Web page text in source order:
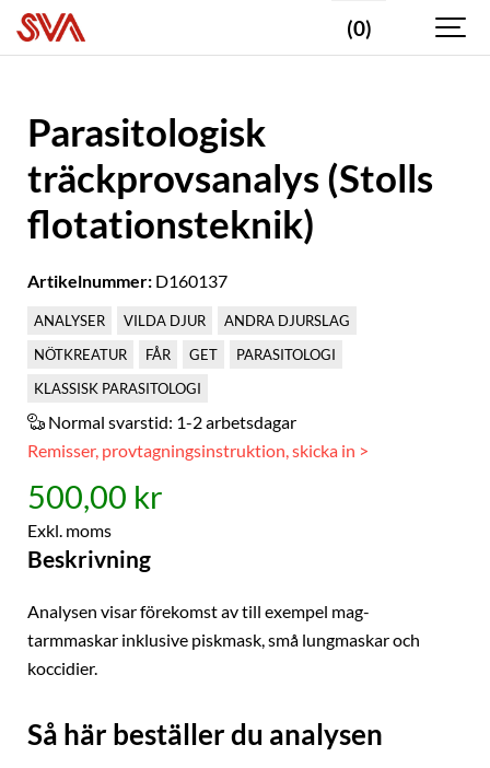
(0)
Parasitologisk
träckprovsanalys (Stolls
flotationsteknik)
Artikelnummer: D160137
ANALYSER VILDA DJUR
ANDRA DJURSLAG
NÖTKREATUR
FÅR GET
PARASITOLOGI
KLASSISK PARASITOLOGI
Normal svarstid: 1-2 arbetsdagar
Remisser, provtagningsinstruktion, skicka in >
500,00 kr
Exkl. moms
Beskrivning
Analysen visar förekomst av till exempel mag-
tarmmaskar inklusive piskmask, små lungmaskar och
koccidier.
Så här beställer du analysen